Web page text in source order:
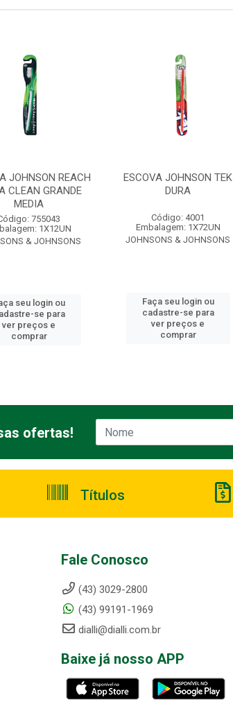
JOHNSON REACH
CLEAN GRANDE
MEDIA
755043
1X12UN
& JOHNSONS
seu login ou
se para
ver preços e
comprar
ESCOVA JOHNSON TEK
DURA
Código: 4001
Embalagem: 1X72UN
JOHNSONS & JOHNSONS
Faça seu login ou
cadastre-se para
ver preços e
comprar
ofertas!
Títulos
Fale Conosco
(43) 3029-2800
(43) 99191-1969
dialli@dialli.com.br
Baixe já nosso APP